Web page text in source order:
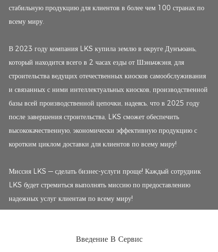
стабильную продукцию для клиентов в более чем 100 странах по
всему миру.
В 2023 году компания LKS купила землю в округе Дунъюань,
который находится всего в 2 часах езды от Шэньчжэня, для
строительства ведущих отечественных киосков самообслуживания
и связанных с ними интеллектуальных киосков, производственной
базы всей производственной цепочки, надеясь, что в 2025 году
после завершения строительства, LKS сможет обеспечить
высококачественную, экономически эффективную продукцию с
коротким циклом доставки для клиентов по всему миру!
Миссия LKS — сделать бизнес-услуги проще! Каждый сотрудник
LKS будет стремиться выполнять миссию по предоставлению
надежных услуг клиентам по всему миру!
Введение В Сервис